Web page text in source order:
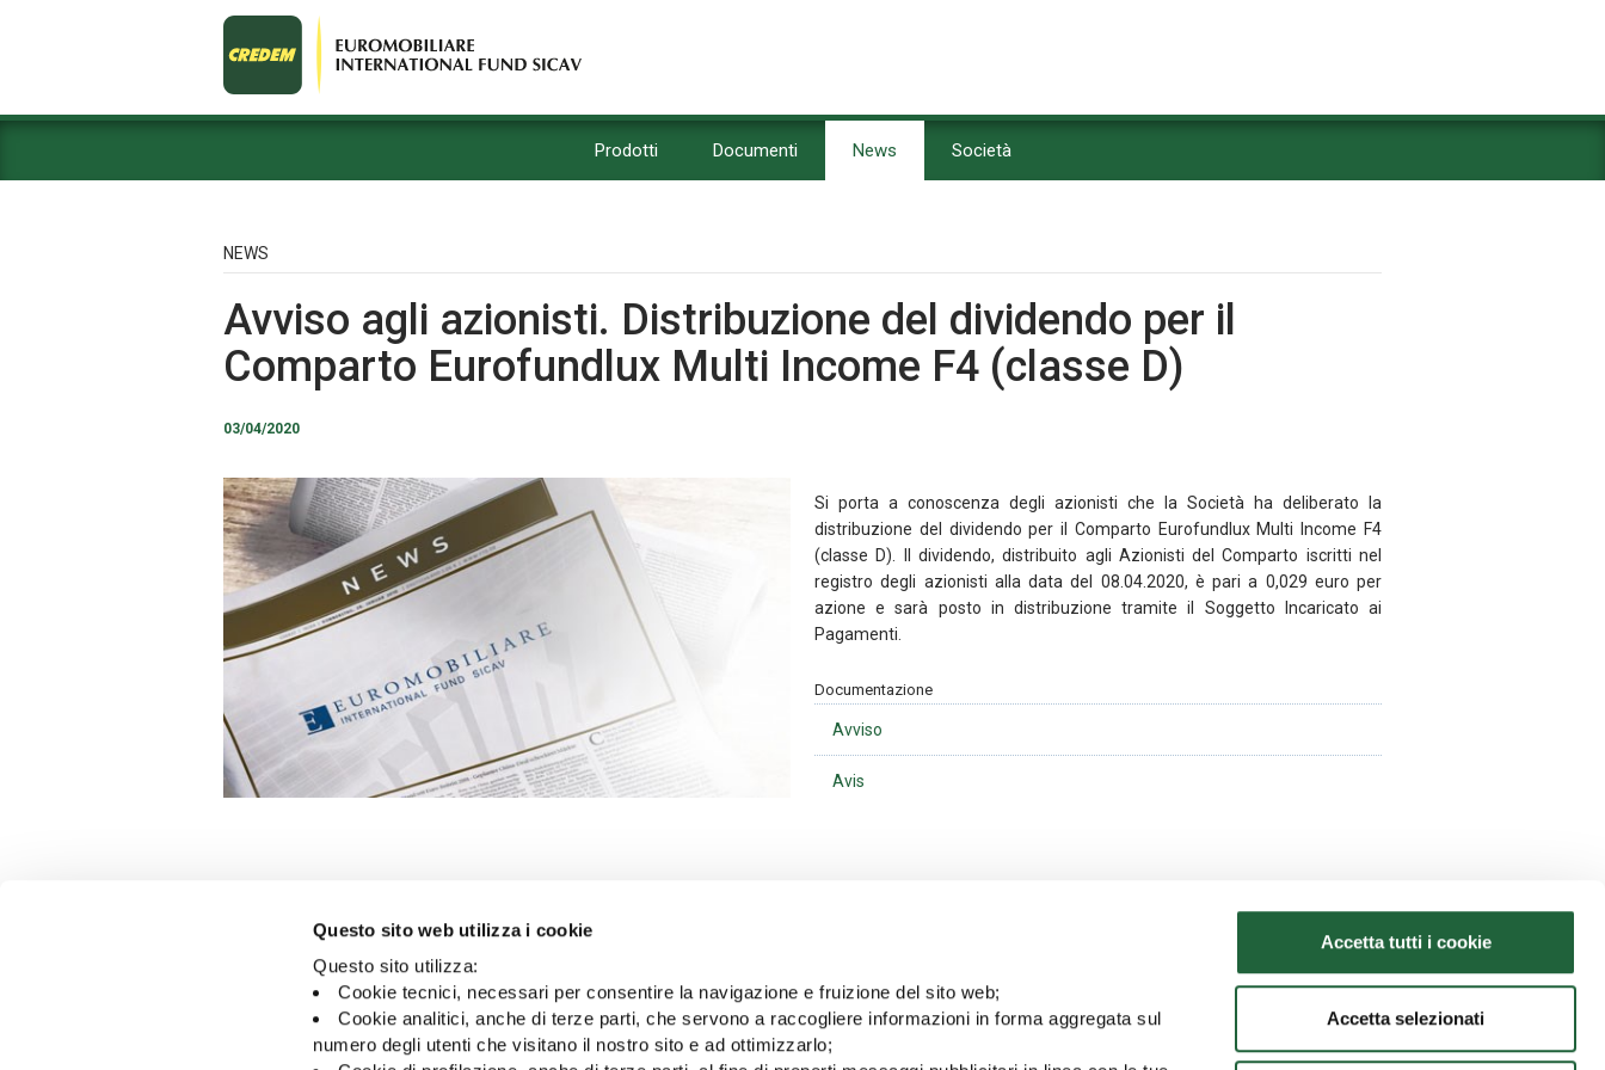
Questo sito web utilizza i cookie
Questo sito utilizza:
Cookie tecnici, necessari per consentire la navigazione e fruizione del sito web;
Cookie analitici, anche di terze parti, che servono a raccogliere informazioni in forma aggregata sul
numero degli utenti che visitano il nostro sito e ad ottimizzarlo;
Accetta tutti i cookie
Accetta selezionati
Prodotti Documenti News Società
NEWS
Avviso agli azionisti. Distribuzione del dividendo per il
Comparto Eurofundlux Multi Income F4 (classe D)
03/04/2020
Si porta a conoscenza degli azionisti che la Società ha deliberato la
distribuzione del dividendo per il Comparto Eurofundlux Multi Income F4
(classe D). Il dividendo, distribuito agli Azionisti del Comparto iscritti nel
registro degli azionisti alla data del 08.04.2020, è pari a 0,029 euro per
azione e sarà posto in distribuzione tramite il Soggetto Incaricato ai
Pagamenti.
Documentazione
Avviso
Avis
30/06/2026
Avviso agli azionisti:
10/06/2026
Notice to the
05/06/2026
Avviso agli azionisti
28/05/2026
Avviso agli azionisti